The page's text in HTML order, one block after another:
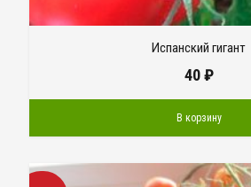
Испанский гигант
40₽
В корзину